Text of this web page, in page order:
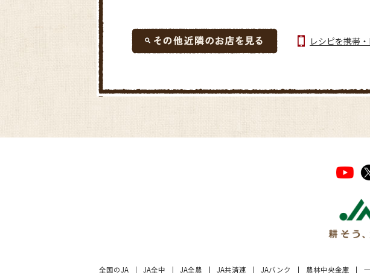
レシピを携帯
全国のJA JA全中 JA全農 JA共済連 JAバンク 農林中央金庫